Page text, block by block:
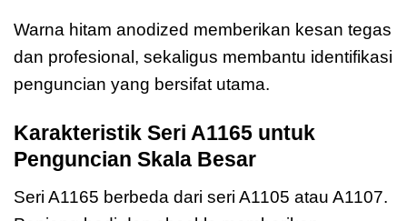
Warna hitam anodized memberikan kesan tegas
dan profesional, sekaligus membantu identifikasi
penguncian yang bersifat utama.
Karakteristik Seri A1165 untuk
Penguncian Skala Besar
Seri A1165 berbeda dari seri A1105 atau A1107.